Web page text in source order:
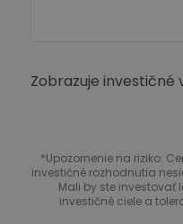
Zobrazuje investičné
*Upozornenie na riziko:
investičné rozhodnutia
Mali by ste investovať
investičné ciele a